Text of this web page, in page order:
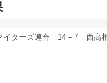
イターズ連合 14－7 西高